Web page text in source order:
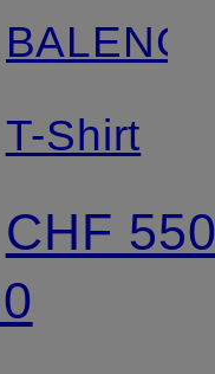
T-Shirt
CHF